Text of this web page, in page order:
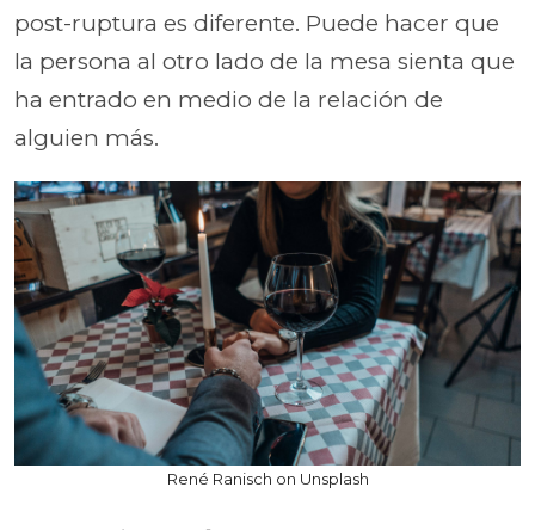
post-ruptura es diferente. Puede hacer que
la persona al otro lado de la mesa sienta que
ha entrado en medio de la relación de
alguien más.
René Ranisch on Unsplash